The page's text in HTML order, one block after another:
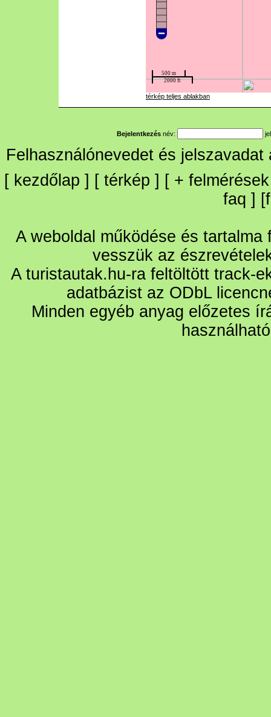
térkép teljes ablakban
Bejelentkezés név:
Felhasználónevedet és
[ kezdőlap ] [ térkép ] [ + felmérések
faq ] [
A weboldal működése és
vesszük az
A turistautak.hu-ra feltöltött track-
adatbázist az ODbL
Minden egyéb anyag előzetes